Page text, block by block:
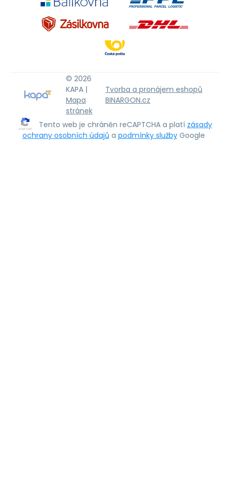
© 2026
KAPA |
Mapa
stránek
Tvorba a pronájem eshopů
BINARGON.cz
Tento web je chráněn reCAPTCHA a platí zásady
ochrany osobních údajů a podmínky služby Google